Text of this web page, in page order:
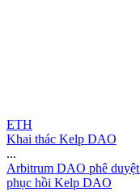
ETH
Khai thác Kelp DAO
...
Arbitrum DAO phê duyệt
phục hồi Kelp DAO